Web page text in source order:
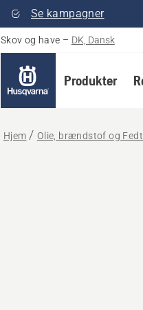
Se kampagner
Skov og have – DK, Dansk
Produkter
Hjem Olie, brændstof og Fedt